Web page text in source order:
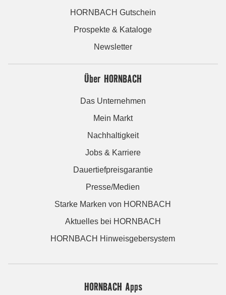
HORNBACH Gutschein
Prospekte & Kataloge
Newsletter
Über HORNBACH
Das Unternehmen
Mein Markt
Nachhaltigkeit
Jobs & Karriere
Dauertiefpreisgarantie
Presse/Medien
Starke Marken von HORNBACH
Aktuelles bei HORNBACH
HORNBACH Hinweisgebersystem
HORNBACH Apps